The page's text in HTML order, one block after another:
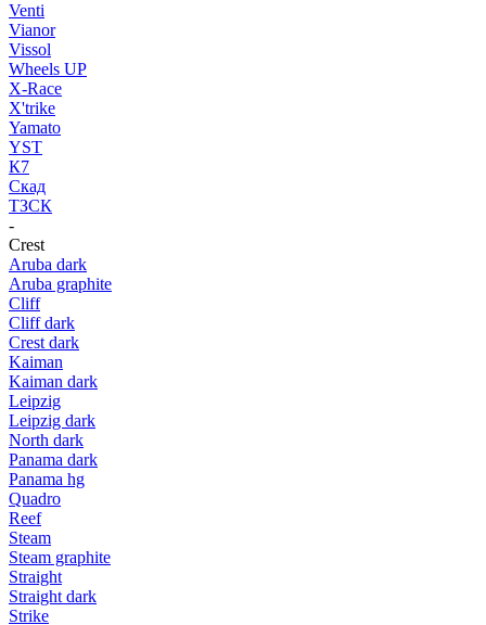
Venti
Vianor
Vissol
Wheels UP
X-Race
X'trike
Yamato
YST
К7
Скад
ТЗСК
-
Crest
Aruba dark
Aruba graphite
Cliff
Cliff dark
Crest dark
Kaiman
Kaiman dark
Leipzig
Leipzig dark
North dark
Panama dark
Panama hg
Quadro
Reef
Steam
Steam graphite
Straight
Straight dark
Strike